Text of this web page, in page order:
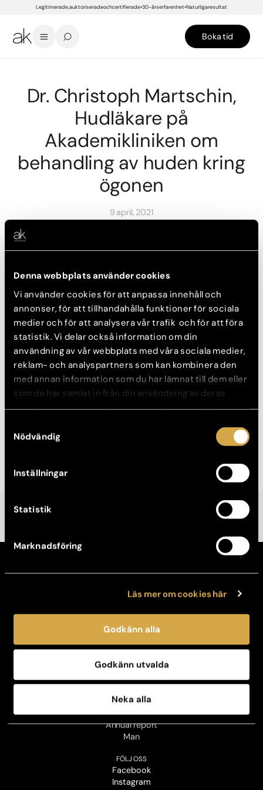
Denna webbplats använder cookies
Vi använder cookies för att anpassa innehåll och
annonser, för att tillhandahålla funktioner för sociala
medier och för att analysera vår trafik och för att föra
statistik. Vi delar också information om din
användning av vår webbplats med våra sociala medier,
reklam- och analyspartners som kan kombinera den
med annan information som du har lämnat till dem eller
som de har samlat in från din användning av deras
tjänster. Nedan kan du välja vilka kategorier du
mer information om hur varje kategori används.
Nödvändig
Inställningar
Statistik
Marknadsföring
Läs mer om cookies här
Godkänn alla
Godkänn utvalda
Neka alla
Legitimerade, auktoriserade och certifierade 30-års erfarenhet Naturliga resultat
Boka tid
Dr. Christoph Martschin,
Hudläkare på
Akademikliniken om
behandling av huden kring
ögonen
9 april, 2021
Dr. Christoph Martschin berättar i Expressen om de mest
KONTAKT
Avboka tid
OM OSS
Vår historia
Kontaktpersoner för press
Personuppgiftspolicy
Business code of conduct
Sustainability report
Annual report
Man
FÖLJ OSS
Facebook
Instagram